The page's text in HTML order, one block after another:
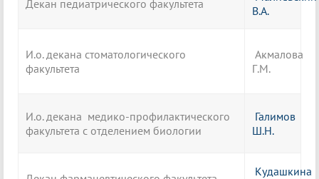
Декан педиатрического факультета
В.А.
И.о. декана стоматологического
факультета
Акмалова
Г.М.
И.о. декана медико-профилактического
факультета с отделением биологии
Галимов
Ш.Н.
Кудашкина